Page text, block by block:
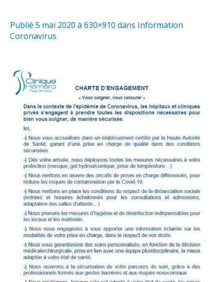
Publié 5 mai 2020 à 630×910 dans Information
Coronavirus.